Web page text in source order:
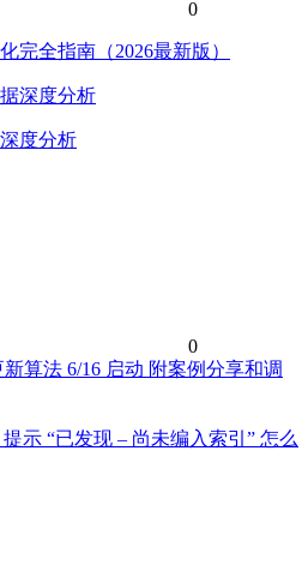
0
完全指南（2026最新版）
度分析
0
提示 “已发现 – 尚未编入索引” 怎么